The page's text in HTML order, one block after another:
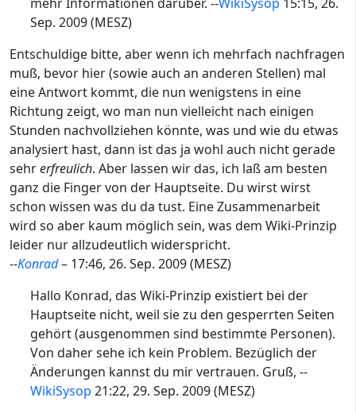
Sep. 2009 (MESZ)
Entschuldige bitte, aber wenn ich mehrfach nachfragen
muß, bevor hier (sowie auch an anderen Stellen) mal
eine Antwort kommt, die nun wenigstens in eine
Richtung zeigt, wo man nun vielleicht nach einigen
Stunden nachvollziehen könnte, was und wie du etwas
analysiert hast, dann ist das ja wohl auch nicht gerade
sehrerfreulich. Aber lassen wir das, ich laß am besten
ganz die Finger von der Hauptseite. Du wirst wirst
schon wissen was du da tust. Eine Zusammenarbeit
wird so aber kaum möglich sein, was dem Wiki-Prinzip
leider nur allzudeutlich widerspricht.
--Konrad– 17:46, 26. Sep. 2009 (MESZ)
Hallo Konrad, das Wiki-Prinzip existiert bei der
Hauptseite nicht, weil sie zu den gesperrten Seiten
gehört (ausgenommen sind bestimmte Personen).
Von daher sehe ich kein Problem. Bezüglich der
Änderungen kannst du mir vertrauen. Gruß, --
WikiSysop 21:22, 29. Sep. 2009 (MESZ)